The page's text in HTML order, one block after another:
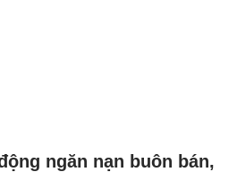
ngăn nạn buôn bán,